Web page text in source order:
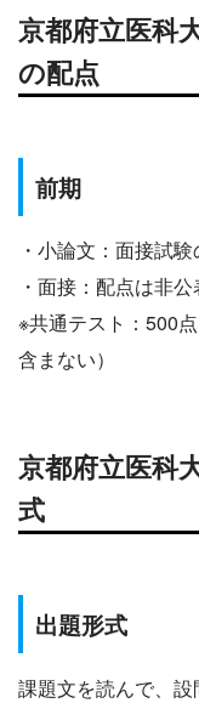
京都府立医科
の配点
前期
・小論文：面接試
・面接：配点は非公
※共通テスト：500
含まない）
京都府立医科
式
出題形式
課題文を読んで、